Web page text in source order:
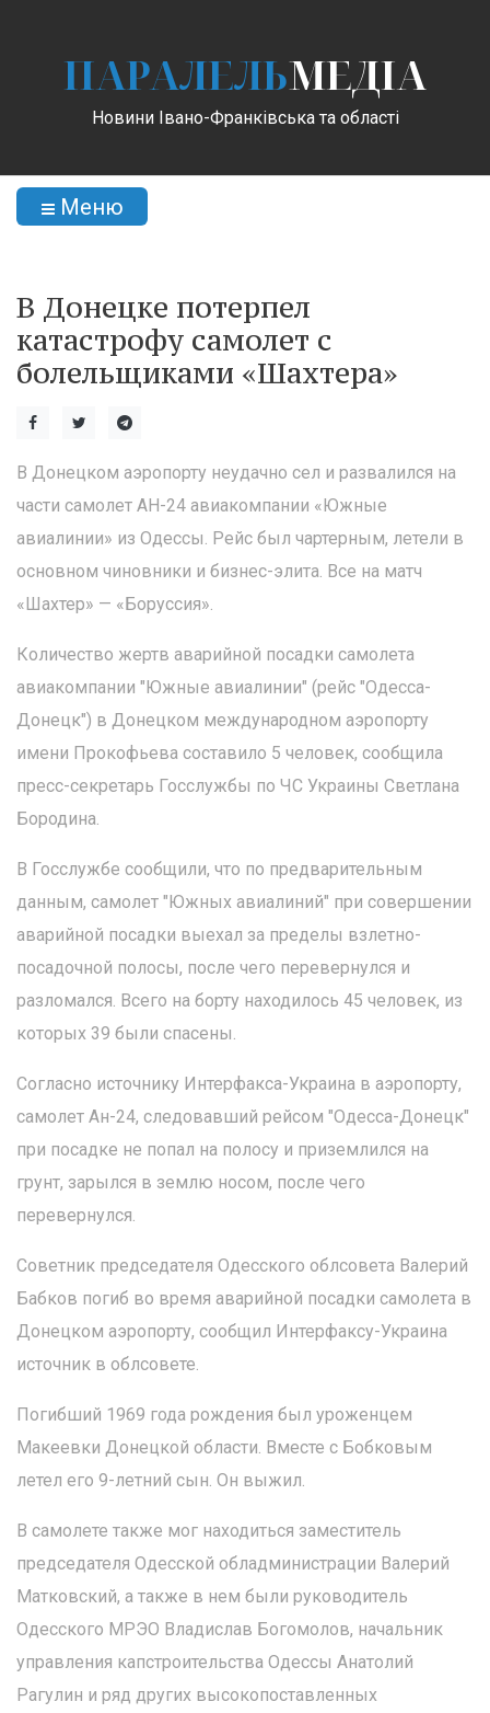
ПАРАЛЕЛЬМЕДІА
Новини Івано-Франківська та області
Меню
В Донецке потерпел
катастрофу самолет с
болельщиками «Шахтера»
В Донецком аэропорту неудачно сел и развалился на
части самолет АН-24 авиакомпании «Южные
авиалинии» из Одессы. Рейс был чартерным, летели в
основном чиновники и бизнес-элита. Все на матч
«Шахтер» — «Боруссия».
Количество жертв аварийной посадки самолета
авиакомпании "Южные авиалинии" (рейс "Одесса-
Донецк") в Донецком международном аэропорту
имени Прокофьева составило 5 человек, сообщила
пресс-секретарь Госслужбы по ЧС Украины Светлана
Бородина.
В Госслужбе сообщили, что по предварительным
данным, самолет "Южных авиалиний" при совершении
аварийной посадки выехал за пределы взлетно-
посадочной полосы, после чего перевернулся и
разломался. Всего на борту находилось 45 человек, из
которых 39 были спасены.
Согласно источнику Интерфакса-Украина в аэропорту,
самолет Ан-24, следовавший рейсом "Одесса-Донецк"
при посадке не попал на полосу и приземлился на
грунт, зарылся в землю носом, после чего
перевернулся.
Советник председателя Одесского облсовета Валерий
Бабков погиб во время аварийной посадки самолета в
Донецком аэропорту, сообщил Интерфаксу-Украина
источник в облсовете.
Погибший 1969 года рождения был уроженцем
Макеевки Донецкой области. Вместе с Бобковым
летел его 9-летний сын. Он выжил.
В самолете также мог находиться заместитель
председателя Одесской обладминистрации Валерий
Матковский, а также в нем были руководитель
Одесского МРЭО Владислав Богомолов, начальник
управления капстроительства Одессы Анатолий
Рагулин и ряд других высокопоставленных